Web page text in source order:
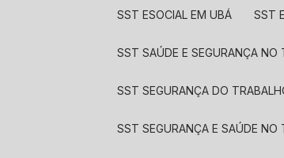
SST ESOCIAL EM UBÁ SST
SST SAÚDE E SEGURANÇA NO
SST SEGURANÇA DO
SST SEGURANÇA E SAÚDE